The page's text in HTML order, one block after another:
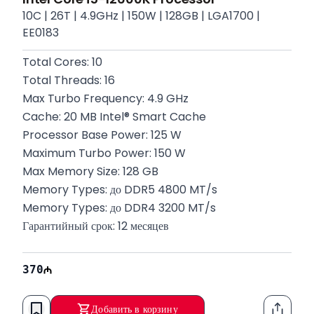
10C | 26T | 4.9GHz | 150W | 128GB | LGA1700 |
EE0183
Total Cores: 10
Total Threads: 16
Max Turbo Frequency: 4.9 GHz
Cache: 20 MB Intel® Smart Cache
Processor Base Power: 125 W
Maximum Turbo Power: 150 W
Max Memory Size: 128 GB
Memory Types: до DDR5 4800 MT/s
Memory Types: до DDR4 3200 MT/s
Гарантийный срок: 12 месяцев
370
Добавить в корзину